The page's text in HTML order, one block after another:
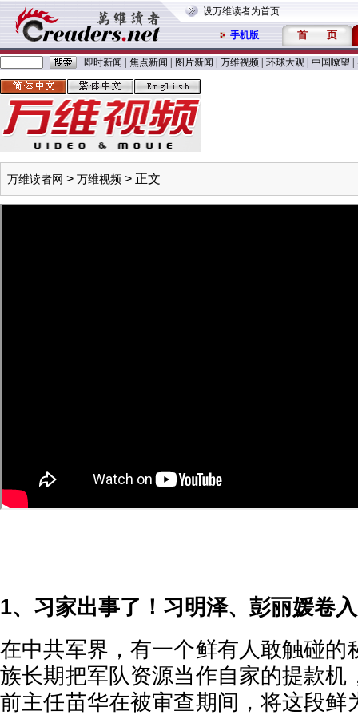
设万维读者为首页
手机版 首 页
即时新闻 焦点新闻 图片新闻 万维视频 环球大观 中国嘹望
万维读者网 > 万维视频 > 正文
1、习家出事了！习明泽、彭丽媛卷入
在中共军界，有一个鲜有人敢触碰的
族长期把军队资源当作自家的提款机
前主任苗华在被审查期间，将这段鲜